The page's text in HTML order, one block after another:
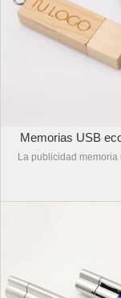
Memorias USB
La publicidad memoria